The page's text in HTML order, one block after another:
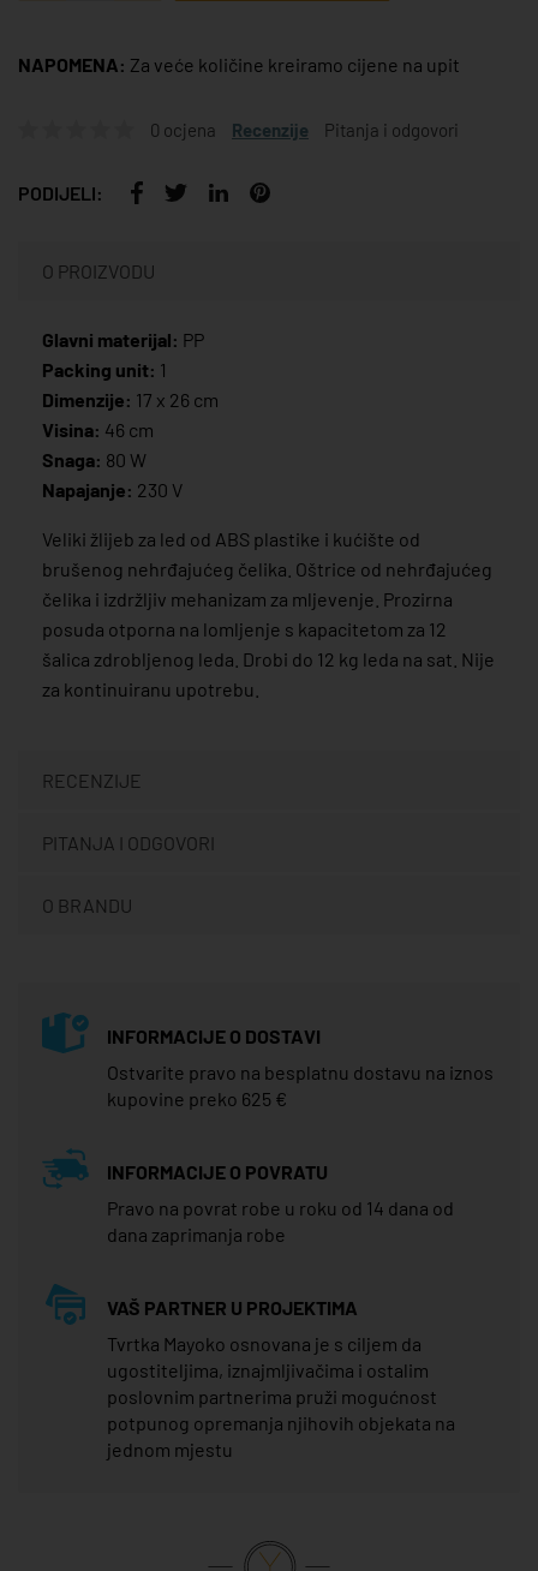
NAPOMENA: Za veće količine kreiramo cijene na upit
0 ocjena Recenzije Pitanja i odgovori
PODIJELI:
O PROIZVODU
Glavni materijal: PP
Packing unit: 1
Dimenzije: 17 x 26 cm
Visina: 46 cm
Snaga: 80 W
Napajanje: 230 V
Veliki žlijeb za led od ABS plastike i kućište od
brušenog nehrđajućeg čelika. Oštrice od nehrđajućeg
čelika i izdržljiv mehanizam za mljevenje. Prozirna
posuda otporna na lomljenje s kapacitetom za 12
šalica zdrobljenog leda. Drobi do 12 kg leda na sat. Nije
za kontinuiranu upotrebu.
RECENZIJE
PITANJA I ODGOVORI
O BRANDU
INFORMACIJE O DOSTAVI
Ostvarite pravo na besplatnu dostavu na iznos
kupovine preko 625 €
INFORMACIJE O POVRATU
Pravo na povrat robe u roku od 14 dana od
dana zaprimanja robe
VAŠ PARTNER U PROJEKTIMA
Tvrtka Mayoko osnovana je s ciljem da
ugostiteljima, iznajmljivačima i ostalim
poslovnim partnerima pruži mogućnost
potpunog opremanja njihovih objekata na
jednom mjestu